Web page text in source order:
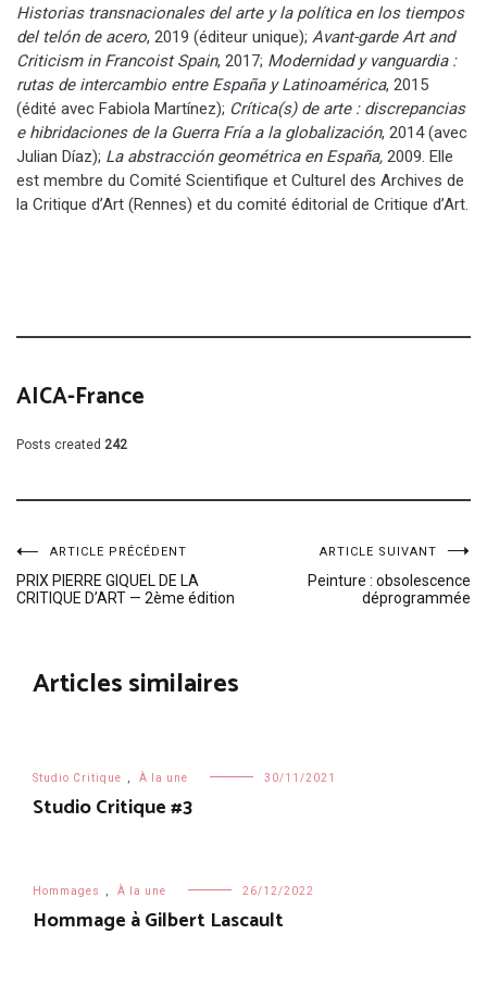
Historias transnacionales del arte y la política en los tiempos
del telón de acero, 2019 (éditeur unique); Avant-garde Art and
Criticism in Francoist Spain, 2017; Modernidad y vanguardia :
rutas de intercambio entre España y Latinoamérica, 2015
(édité avec Fabiola Martínez); Crítica(s) de arte : discrepancias
e hibridaciones de la Guerra Fría a la globalización, 2014 (avec
Julian Díaz); La abstracción geométrica en España, 2009. Elle
est membre du Comité Scientifique et Culturel des Archives de
la Critique d’Art (Rennes) et du comité éditorial de Critique d’Art.
AICA-France
Posts created 242
Navigation
de
l’article
ARTICLE PRÉCÉDENT
PRIX PIERRE GIQUEL DE LA
CRITIQUE D’ART — 2ème édition
ARTICLE SUIVANT
Peinture : obsolescence
déprogrammée
Articles similaires
Studio Critique À la une 30/11/2021
Studio Critique #3
Hommages À la une 26/12/2022
Hommage à Gilbert Lascault